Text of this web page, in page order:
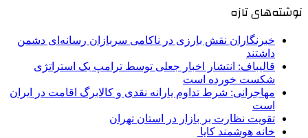
نوشته‌های تازه
خبرنگاران نقش بارزی در ناکامی سربازان رسانه‌ای دشمن
داشتند
قالیباف: انتشار اخبار جعلی توسط ترامپ یک استراتژی
شکست خورده است
مهاجرانی: شرط تداوم یارانه نقدی و کالابرگ اقامت در ایران
است
تقویت نظارت بر بازار در استان تهران
خانه هوشمند کایا